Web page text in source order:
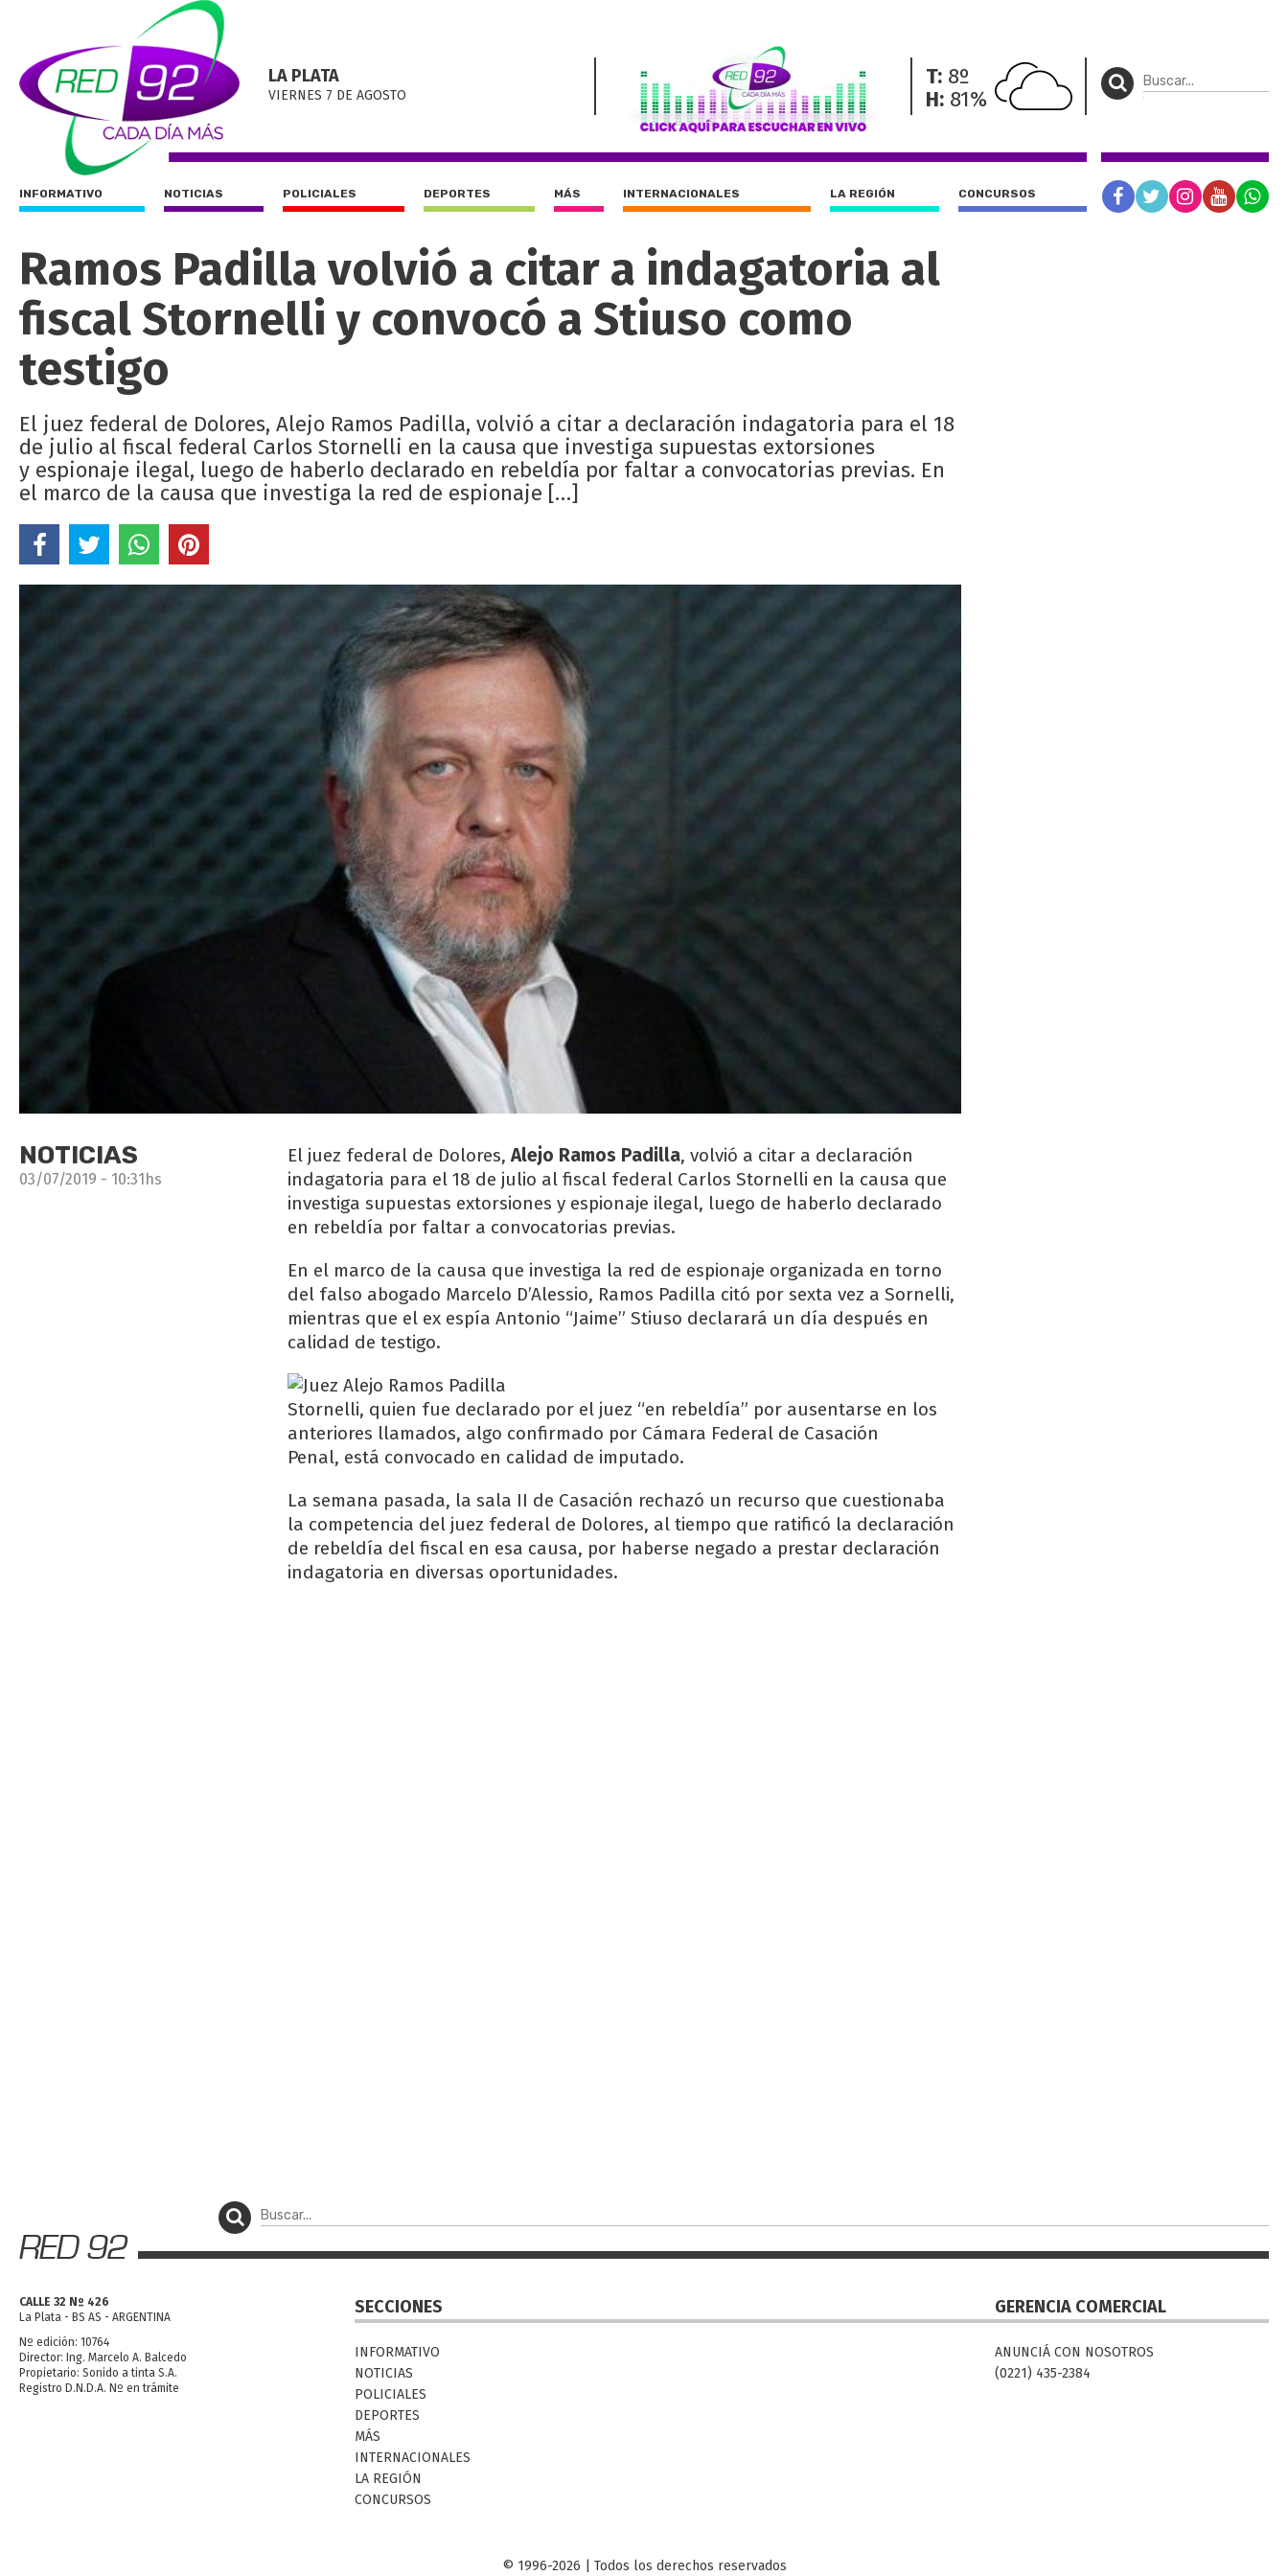
LA PLATA
VIERNES 7 DE AGOSTO
T: 8º
H: 81%
INFORMATIVO NOTICIAS POLICIALES DEPORTES MÁS INTERNACIONALES LA REGIÓN CONCURSOS
Ramos Padilla volvió a citar a indagatoria al
fiscal Stornelli y convocó a Stiuso como
testigo
El juez federal de Dolores, Alejo Ramos Padilla, volvió a citar a declaración indagatoria para el 18
de julio al fiscal federal Carlos Stornelli en la causa que investiga supuestas extorsiones
y espionaje ilegal, luego de haberlo declarado en rebeldía por faltar a convocatorias previas. En
el marco de la causa que investiga la red de espionaje […]
NOTICIAS
03/07/2019 - 10:31hs
El juez federal de Dolores, Alejo Ramos Padilla, volvió a citar a declaración
indagatoria para el 18 de julio al fiscal federal Carlos Stornelli en la causa que
investiga supuestas extorsiones y espionaje ilegal, luego de haberlo declarado
en rebeldía por faltar a convocatorias previas.
En el marco de la causa que investiga la red de espionaje organizada en torno
del falso abogado Marcelo D’Alessio, Ramos Padilla citó por sexta vez a Sornelli,
mientras que el ex espía Antonio “Jaime” Stiuso declarará un día después en
calidad de testigo.
Stornelli, quien fue declarado por el juez “en rebeldía” por ausentarse en los
anteriores llamados, algo confirmado por Cámara Federal de Casación
Penal, está convocado en calidad de imputado.
La semana pasada, la sala II de Casación rechazó un recurso que cuestionaba
la competencia del juez federal de Dolores, al tiempo que ratificó la declaración
de rebeldía del fiscal en esa causa, por haberse negado a prestar declaración
indagatoria en diversas oportunidades.
CALLE 32 Nº 426
La Plata - BS AS - ARGENTINA
Nº edición: 10764
Director: Ing. Marcelo A. Balcedo
Propietario: Sonido a tinta S.A.
Registro D.N.D.A. Nº en trámite
SECCIONES
INFORMATIVO
NOTICIAS
POLICIALES
DEPORTES
MÁS
INTERNACIONALES
LA REGIÓN
CONCURSOS
GERENCIA COMERCIAL
ANUNCIÁ CON NOSOTROS
(0221) 435-2384
© 1996-2026 | Todos los derechos reservados